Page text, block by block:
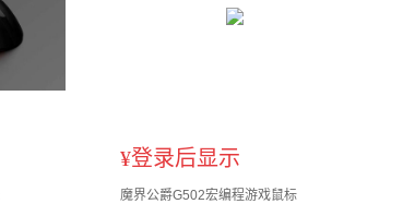
¥登录后显示
魔界公爵G502宏编程游戏鼠标